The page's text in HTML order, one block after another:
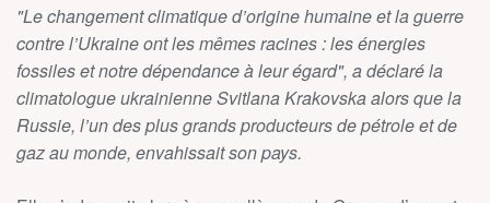
"Le changement climatique d’origine humaine et la guerre
contre l’Ukraine ont les mêmes racines : les énergies
fossiles et notre dépendance à leur égard", a déclaré la
climatologue ukrainienne Svitlana Krakovska alors que la
Russie, l’un des plus grands producteurs de pétrole et de
gaz au monde, envahissait son pays.